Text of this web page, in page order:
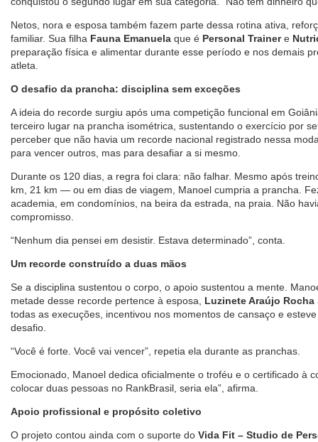
Netos, nora e esposa também fazem parte dessa rotina ativa,
familiar. Sua filha Fauna Emanuela que é Personal Trainere
preparação física e alimentar durante esse período e nos demais
atleta.
O desafio da prancha: disciplina sem exceções
A ideia do recorde surgiu após uma competição funcional em
terceiro lugar na prancha isométrica, sustentando o exercício por
perceber que não havia um recorde nacional registrado nessa
para vencer outros, mas para desafiar a si mesmo.
Durante os 120 dias, a regra foi clara: não falhar. Mesmo após
km, 21 km — ou em dias de viagem, Manoel cumpria a prancha.
academia, em condomínios, na beira da estrada, na praia. Não
compromisso.
“Nenhum dia pensei em desistir. Estava determinado”, conta.
Um recorde construído a duas mãos
Se a disciplina sustentou o corpo, o apoio sustentou a mente.
metade desse recorde pertence à esposa, Luzinete Araújo Rocha
todas as execuções, incentivou nos momentos de cansaço e
desafio.
“Você é forte. Você vai vencer”, repetia ela durante as pranchas.
Emocionado, Manoel dedica oficialmente o troféu e o certificado à
colocar duas pessoas no RankBrasil, seria ela”, afirma.
Apoio profissional e propósito coletivo
O projeto contou ainda com o suporte do Vida Fit – Studio de